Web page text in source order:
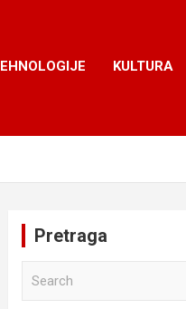
KULTURA
Pretraga